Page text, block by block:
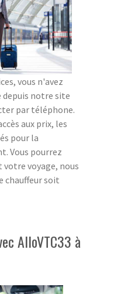
vous n'avez
notre site
par téléphone.
aux prix, les
pour la
Vous pourrez
votre voyage, nous
chauffeur soit
AlloVTC33 à